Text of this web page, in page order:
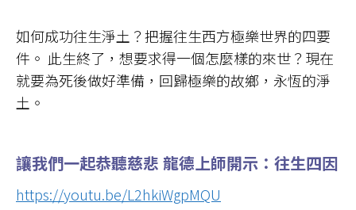
如何成功往生淨土？把握往生西方極樂世界的四要
件。 此生終了，想要求得一個怎麼樣的來世？現在
就要為死後做好準備，回歸極樂的故鄉，永恆的淨
土。
讓我們一起恭聽慈悲 龍德上師開示： 往生四因
https://youtu.be/L2hkiWgpMQU